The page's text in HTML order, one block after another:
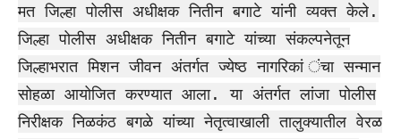
मत जिल्हा पोलीस अधीक्षक नितीन बगाटे यांनी व्यक्त केले.
जिल्हा पोलीस अधीक्षक नितीन बगाटे यांच्या संकल्पनेतून
जिल्हाभरात मिशन जीवन अंतर्गत ज्येष्ठ नागरिकां ंचा सन्मान
सोहळा आयोजित करण्यात आला. या अंतर्गत लांजा पोलीस
निरीक्षक निळकंठ बगळे यांच्या नेतृत्वाखाली तालुक्यातील वेरळ